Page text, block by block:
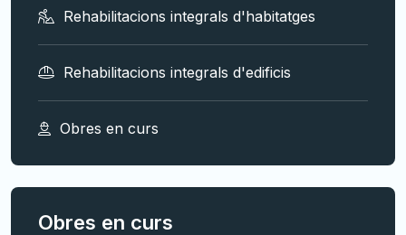
Rehabilitacions integrals d'habitatges
Rehabilitacions integrals d'edificis
Obres en curs
Obres en curs